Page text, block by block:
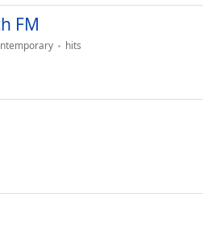
FM
hits